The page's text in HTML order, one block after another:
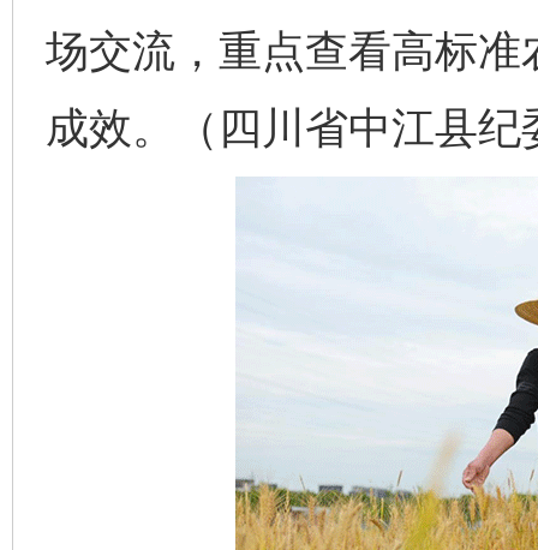
场交流，重点查看高标
成效。（四川省中江县